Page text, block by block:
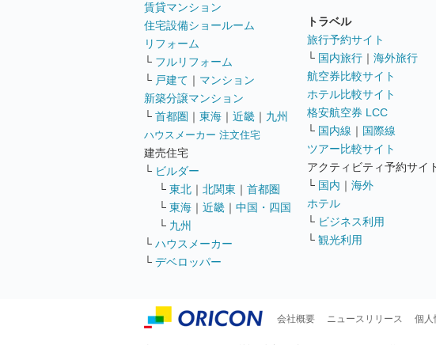
賃貸マンション
住宅設備ショールーム
リフォーム
└ フルリフォーム
└ 戸建て ｜ マンション
新築分譲マンション
└ 首都圏 ｜ 東海 ｜ 近畿 ｜ 九州
ハウスメーカー 注文住宅
建売住宅
└ ビルダー
└ 東北 ｜ 北関東 ｜ 首都圏
└ 東海 ｜ 近畿 ｜ 中国・四国
└ 九州
└ ハウスメーカー
└ デベロッパー
トラベル
旅行予約サイト
└ 国内旅行 ｜ 海外旅行
航空券比較サイト
ホテル比較サイト
格安航空券 LCC
└ 国内線 ｜ 国際線
ツアー比較サイト
アクティビティ予約サイ
└ 国内 ｜ 海外
ホテル
└ ビジネス利用
└ 観光利用
会社概要 ニュースリリース 個人